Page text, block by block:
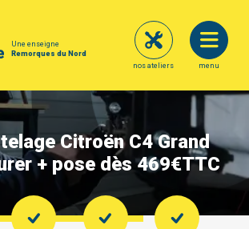
Une enseigne
Remorques du Nord
menu
nos ateliers
Citroën C4 Grand
+ pose dès 469€TTC